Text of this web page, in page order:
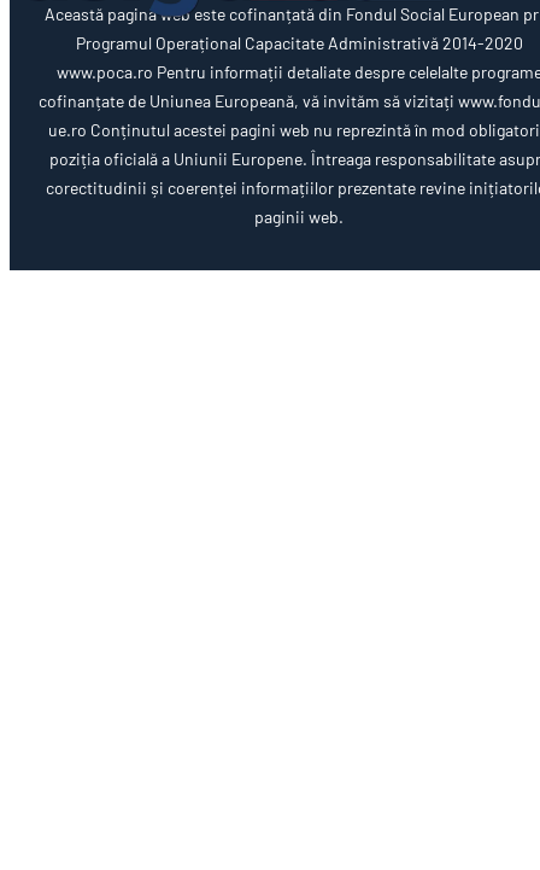
Această pagină web este cofinanțată din Fondul Social European
Programul Operațional Capacitate Administrativă 2014-2020
www.poca.ro Pentru informații detaliate despre celelalte
cofinanțate de Uniunea Europeană, vă invităm să vizitați
ue.ro Conținutul acestei pagini web nu reprezintă în mod
poziția oficială a Uniunii Europene. Întreaga responsabilitate
corectitudinii și coerenței informațiilor prezentate revine
paginii web.